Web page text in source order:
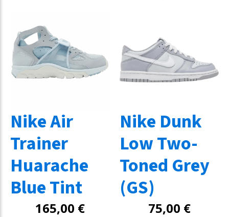
Nike Air
Trainer
Huarache
Blue Tint
165,00 €
Nike Dunk
Low Two-
Toned Grey
(GS)
75,00 €